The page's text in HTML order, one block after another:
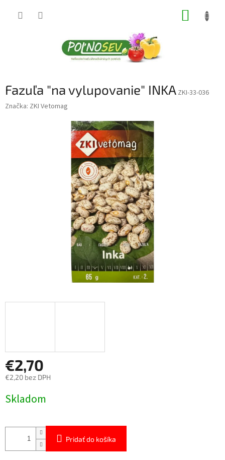
Fazuľa "na vylupovanie" INKA ZKI-33-036
Značka: ZKI Vetomag
€2,70
€2,20 bez DPH
cena:
Skladom
Pridať do košíka